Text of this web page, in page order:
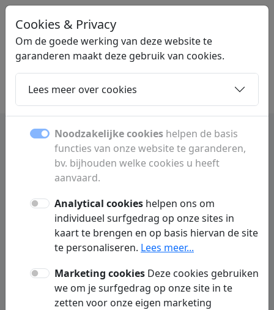
PAGINAVINDEN.BE
Home Dochters Contact
Pagina vinden: websites,
links en bedrijven overzicht
Zoek snel websites, bedrijven, diensten en
nuttige links in België. Ontdek betrouwbare
informatie en interessante online bronnen.
Cookies & Privacy
Om de goede werking van deze website te
garanderen maakt deze gebruik van cookies.
Lees meer over cookies
Noodzakelijke cookies helpen de basis
functies van onze website te garanderen,
bv. bijhouden welke cookies u heeft
aanvaard.
Analytical cookies helpen ons om
individueel surfgedrag op onze sites in
kaart te brengen en op basis hiervan de site
te personaliseren. Lees meer...
Marketing cookies Deze cookies gebruiken
we om je surfgedrag op onze site in te
zetten voor onze eigen marketing